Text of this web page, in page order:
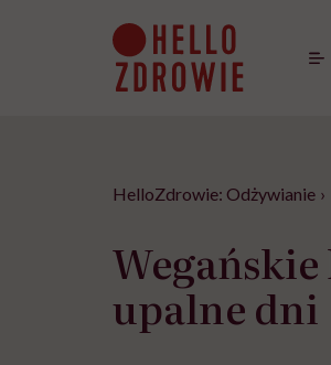
HelloZdrowie: Odżywianie ›
upalne dni